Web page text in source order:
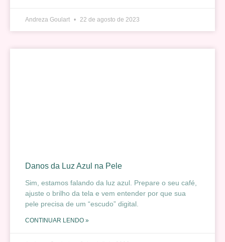
Andreza Goulart 22 de agosto de 2023
Danos da Luz Azul na Pele
Sim, estamos falando da luz azul. Prepare o seu café,
ajuste o brilho da tela e vem entender por que sua
pele precisa de um “escudo” digital.
CONTINUAR LENDO »